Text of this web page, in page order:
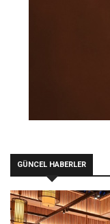
GÜNCEL HABERLER